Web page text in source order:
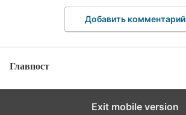
Добавить комментарий
Главпост
Exit mobile version